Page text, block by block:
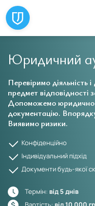
Юридичний
Перевіримо діяльність
предмет
Допоможемо юридично
документацію.
Виявимо ризики.
Конфіденційно
Індивідуальний підхід
Документи будь-якої
Термін: від 5 днів